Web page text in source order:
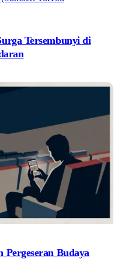
Tersembunyi di
Pergeseran Budaya